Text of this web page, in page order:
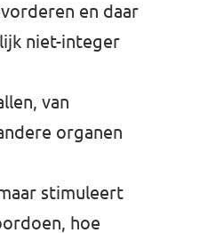
en daar
niet-integer
van
organen
stimuleert
hoe